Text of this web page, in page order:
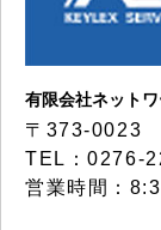
有限会社ネットワ
〒373-0023
TEL：0276-
営業時間：